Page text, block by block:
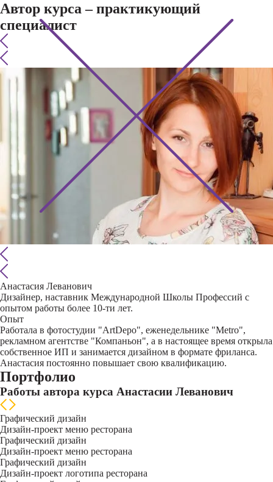
Автор курса – практикующий
специалист
Анастасия Леванович
Дизайнер, наставник Международной Школы Профессий с
опытом работы более 10-ти лет.
Опыт
Работала в фотостудии "ArtDepo", еженедельнике "Metro",
рекламном агентстве "Компаньон", а в настоящее время открыла
собственное ИП и занимается дизайном в формате фриланса.
Анастасия постоянно повышает свою квалификацию.
Портфолио
Работы автора курса Анастасии Леванович
Графический дизайн
Дизайн-проект меню ресторана
Графический дизайн
Дизайн-проект меню ресторана
Графический дизайн
Дизайн-проект логотипа ресторана